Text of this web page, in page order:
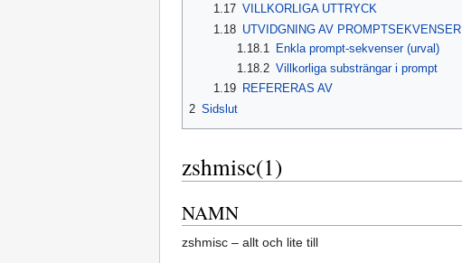
1.17 VILLKORLIGA UTTRYCK
1.18 UTVIDGNING AV PROMPTSEKVENSER
1.18.1
Enkla prompt‑sekvenser (urval)
1.18.2 Villkorliga substrängar i prompt
1.19
REFERERAS AV
2 Sidslut
zshmisc(1)
NAMN
zshmisc – allt och lite till